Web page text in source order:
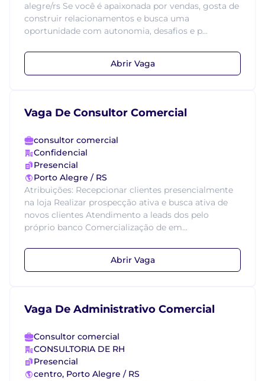
alegre/rs Se você é apaixonada por vendas, gosta de
construir relacionamentos e busca uma
oportunidade com autonomia, desafios e p...
Abrir Vaga
Vaga De Consultor Comercial
consultor comercial
Confidencial
Presencial
Porto Alegre / RS
Atribuições: Recepcionar clientes presencialmente
na loja Realizar prospecção ativa e busca ativa de
novos clientes Atendimento a leads dos pelo
próprio banco Comercialização de em...
Abrir Vaga
Vaga De Administrativo Comercial
Consultor comercial
CONSULTORIA DE RH
Presencial
centro, Porto Alegre / RS